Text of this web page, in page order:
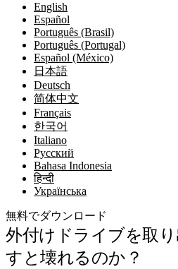
English
Español
Português (Brasil)
Português (Portugal)
Español (México)
日本語
Deutsch
简体中文
Français
한국어
Italiano
Русский
Bahasa Indonesia
हिन्दी
Українська
無料でダウンロード
外付けドライブを取
すと壊れるのか？